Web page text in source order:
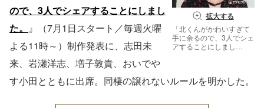
拡大する
「北くんがかわいすぎて
手に余るので、3人でシェ
アすることにしまし
ので、3人でシェアすることにしまし
た。 』（7月1日スタート／毎週火曜
よる11時～）制作発表に、志田未
来、岩瀬洋志、増子敦貴、おいでや
す小田とともに出席。同棲の譲れないルールを明かした。